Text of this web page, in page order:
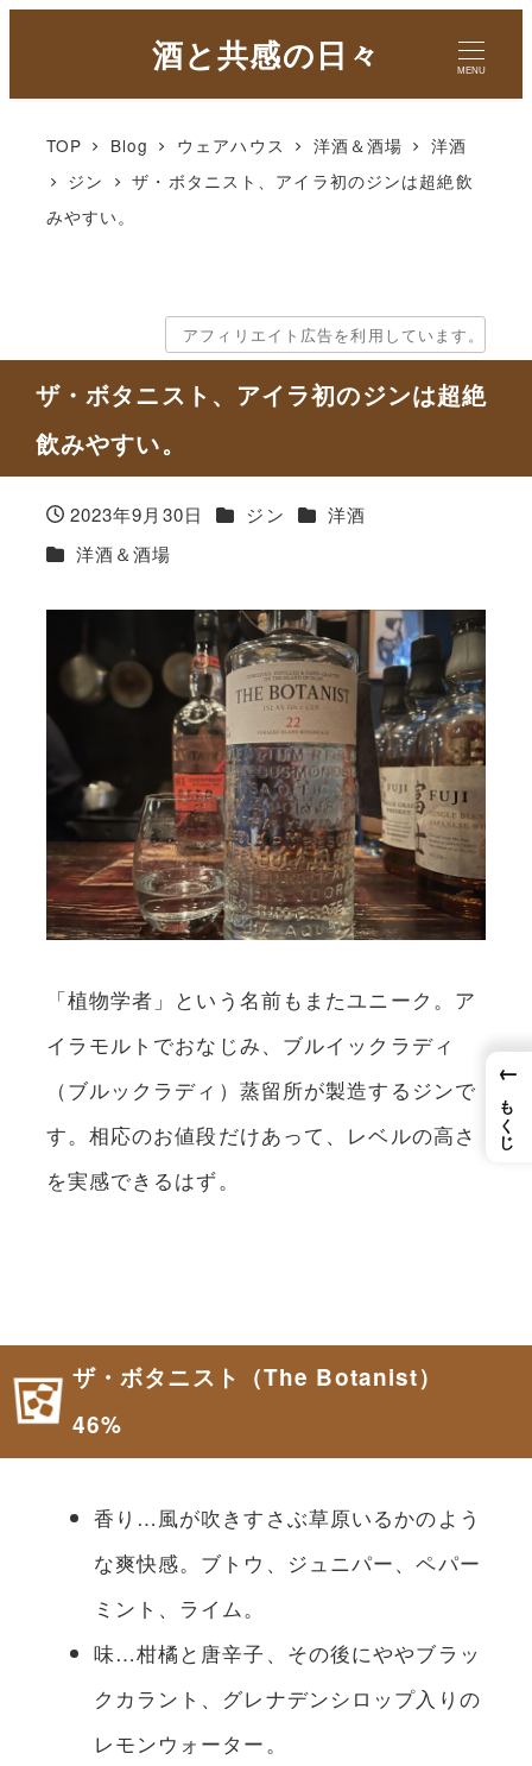
酒と共感の日々 MENU
TOP Blog ウェアハウス 洋酒＆酒場
洋酒
ジン
ザ・ボタニスト、アイラ初のジンは超絶飲
みやすい。
アフィリエイト広告を利用しています。
ザ・ボタニスト、アイラ初のジンは超絶
飲みやすい。
2023年9月30日 カテゴリー
ジン カテゴリー
洋酒
カテゴリー
洋酒＆酒場
「植物学者」という名前もまたユニーク。ア
イラモルトでおなじみ、ブルイックラディ
（ブルックラディ）蒸留所が製造するジンで
す。相応のお値段だけあって、レベルの高さ
を実感できるはず。
ザ・ボタニスト（The Botanist）
46%
香り…風が吹きすさぶ草原いるかのよう
な爽快感。ブトウ、ジュニパー、ペパー
ミント、ライム。
味…柑橘と唐辛子、その後にややブラッ
クカラント、グレナデンシロップ入りの
レモンウォーター。
←
もくじ